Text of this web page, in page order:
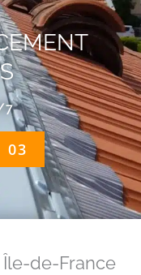
7
03
de-France